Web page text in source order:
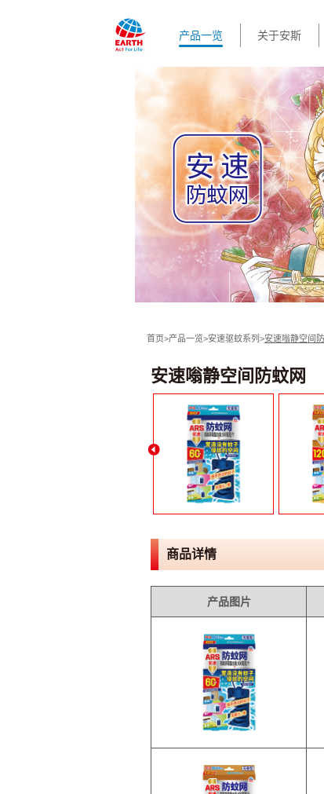
产品一览 关于安斯
首页>产品一览>安速驱蚊系列 >安速嗡静空间
安速嗡静空间防蚊网
商品详情
产品图片